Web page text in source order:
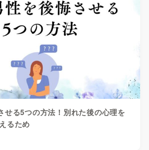
せる5つの方法！別れた後の心理を
るため